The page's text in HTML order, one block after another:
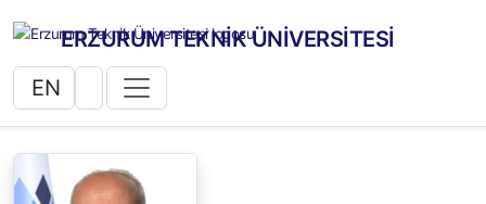
ERZURUM TEKNİK ÜNİVERSİTESİ
EN